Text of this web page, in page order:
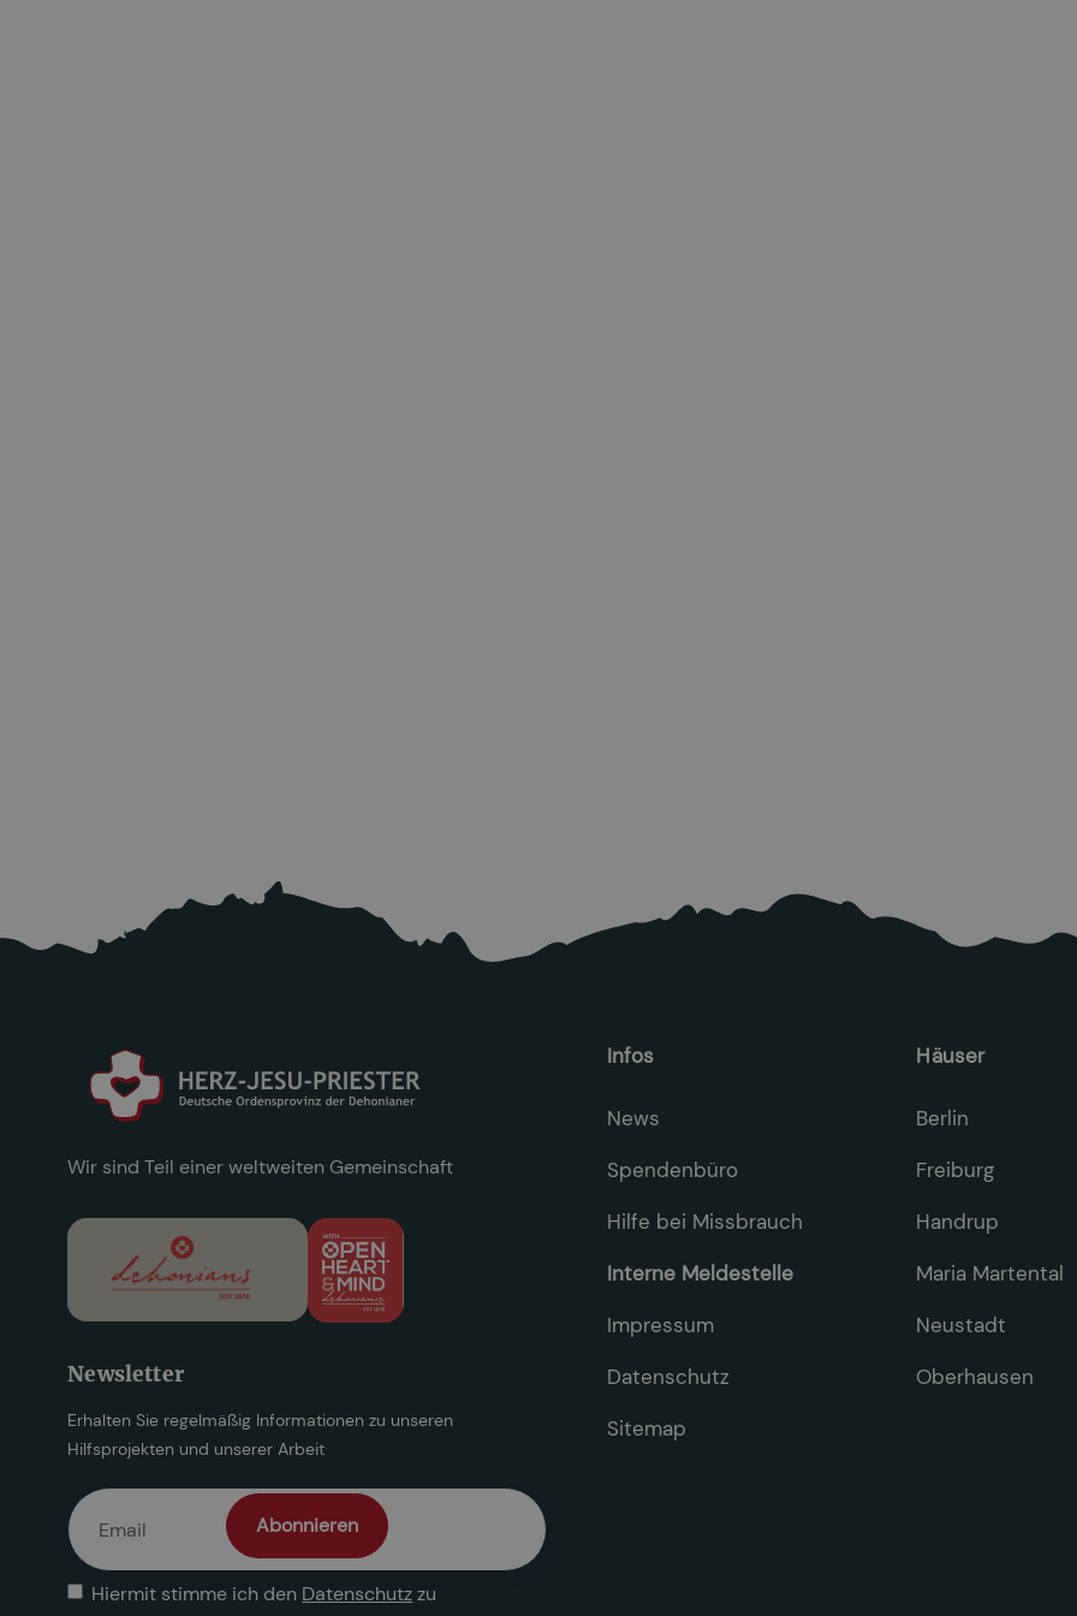
Wir sind Teil einer weltweiten Gemeinschaft
Newsletter
Erhalten Sie regelmäßig Informationen zu unseren
Hilfsprojekten und unserer Arbeit
Hiermit stimme ich den Datenschutzzu
Infos
News
Spendenbüro
Hilfe bei Missbrauch
Interne Meldestelle
Impressum
Datenschutz
Sitemap
Häuser
Berlin
Freiburg
Handrup
Maria Martental
Neustadt
Oberhausen